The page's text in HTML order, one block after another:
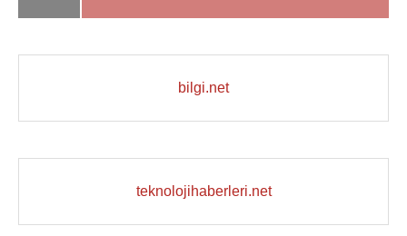
bilgi.net
teknolojihaberleri.net